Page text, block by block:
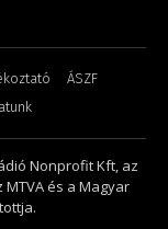
ÁSZF
Nonprofit Kft, az
és a Magyar